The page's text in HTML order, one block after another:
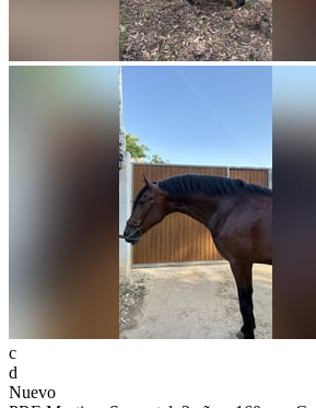
c
d
Nuevo